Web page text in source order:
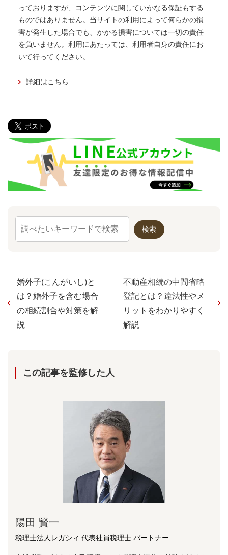
っておりますが、コンテンツに関していかなる保証もする
ものではありません。当サイトの利用によって何らかの損
害が発生した場合でも、かかる損害については一切の責任
を負いません。利用にあたっては、利用者自身の責任にお
いて行ってください。
詳細はこちら
婚外子(こんがいし)と
は？婚外子を含む場合
の相続割合や対策を解
説
不動産相続の中間省略
登記とは？違法性やメ
リットをわかりやすく
解説
この記事を監修した⼈
陽⽥ 賢⼀
税理士法人レガシィ 代表社員税理士 パートナー